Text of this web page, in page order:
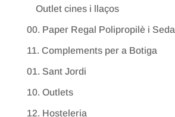
Outlet cines i llaços
00. Paper Regal Polipropilè i Seda
11. Complements per a Botiga
01. Sant Jordi
10. Outlets
12. Hosteleria